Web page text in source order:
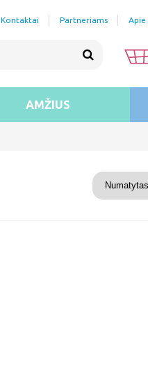
Kontaktai Partneriams Apie
AMŽIUS